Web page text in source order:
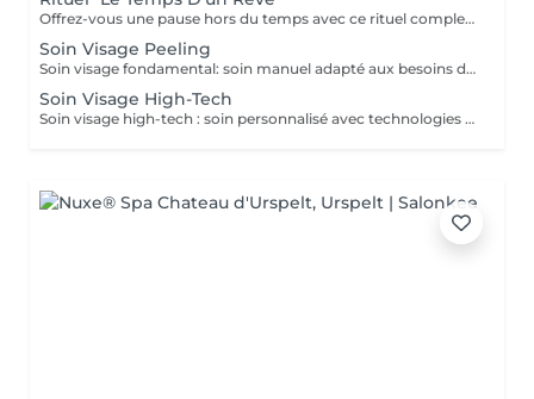
Offrez-vous une pause hors du temps avec ce rituel complet alliant détente et harmonisation. Ce soin débute par une purification des mains et des pieds : gommage et masque pour les mains, bain, gommage et masque pour les pieds, pour une sensation de légèreté et de douceur. Il se poursuit avec un soin visage fondamental, suivi d'un énergétique Reiki. Le rituel se termine par un massage relaxant, pour un lâcher-prise profond et durable. Un moment de bien-être absolu le temps d'un rêve.
Soin Visage Peeling
Soin visage fondamental: soin manuel adapté aux besoins de la peau, avec nettoyage profond, Peeling ,massage et masque pour une peau traiter et éclatante.
Soin Visage High-Tech
Soin visage high-tech : soin personnalisé avec technologies avancées (scrubber, radiofréquence, sonolifter, oxy booster), associé à un nettoyage profond, gommage, massage et masque pour une peau visiblement revitalisée.